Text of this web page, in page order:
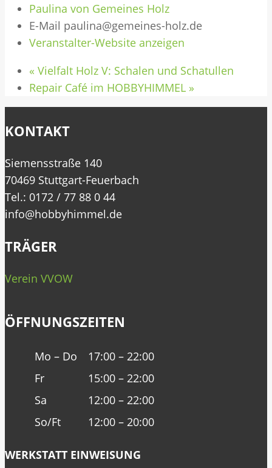
Paulina von Gemeines Holz
E-Mail paulina@gemeines-holz.de
Veranstalter-Website anzeigen
« Vielfalt Holz V: Schalen und Schatullen
Repair Café im HOBBYHIMMEL »
KONTAKT
Siemensstraße 140
70469 Stuttgart-Feuerbach
Tel.: 0172 / 77 88 0 44
info@hobbyhimmel.de
TRÄGER
Verein VVOW
ÖFFNUNGSZEITEN
Mo – Do
17:00 – 22:00
Fr
15:00 – 22:00
Sa
12:00 – 22:00
So/Ft
12:00 – 20:00
WERKSTATT EINWEISUNG